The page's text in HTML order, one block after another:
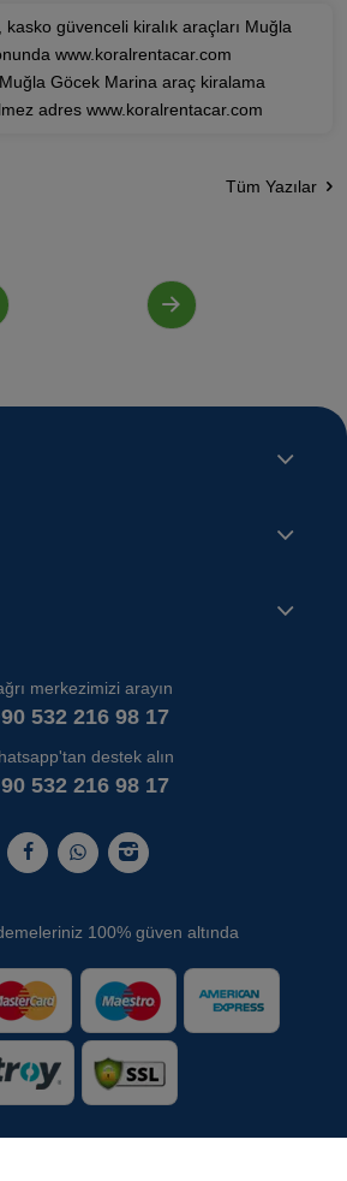
kasko güvenceli kiralık araçları Muğla
www.koralrentacar.com
Göcek Marina araç kiralama
adres www.koralrentacar.com
Tüm Yazılar
merkezimizi arayın
532 216 98 17
destek alın
532 216 98 17
100% güven altında